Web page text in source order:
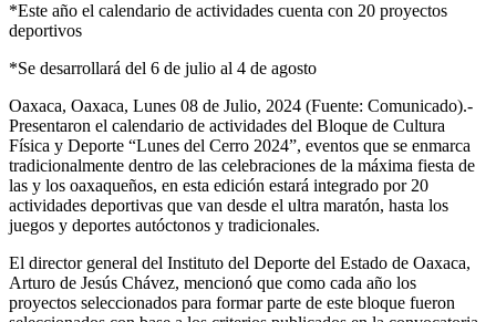
*Este año el calendario de actividades cuenta con 20 proyectos
deportivos
*Se desarrollará del 6 de julio al 4 de agosto
Oaxaca, Oaxaca, Lunes 08 de Julio, 2024 (Fuente: Comunicado).-
Presentaron el calendario de actividades del Bloque de Cultura
Física y Deporte “Lunes del Cerro 2024”, eventos que se enmarca
tradicionalmente dentro de las celebraciones de la máxima fiesta de
las y los oaxaqueños, en esta edición estará integrado por 20
actividades deportivas que van desde el ultra maratón, hasta los
juegos y deportes autóctonos y tradicionales.
El director general del Instituto del Deporte del Estado de Oaxaca,
Arturo de Jesús Chávez, mencionó que como cada año los
proyectos seleccionados para formar parte de este bloque fueron